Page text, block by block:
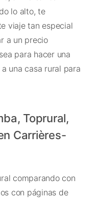
lo alto, te
viaje tan especial
a un precio
para hacer una
una casa rural para
Toprural,
Carrières-
comparando con
con páginas de